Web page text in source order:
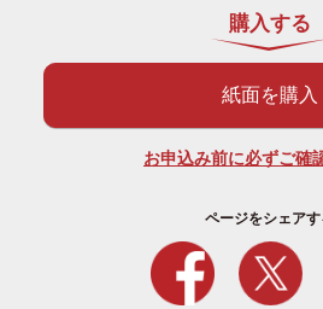
購入する
紙面を購入
お申込み前に必ずご確
ページをシェアす